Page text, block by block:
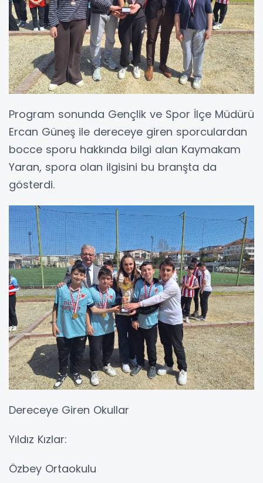
Program sonunda Gençlik ve Spor İlçe Müdürü
Ercan Güneş ile dereceye giren sporculardan
bocce sporu hakkında bilgi alan Kaymakam
Yaran, spora olan ilgisini bu branşta da
gösterdi.
Dereceye Giren Okullar
Yıldız Kızlar:
Özbey Ortaokulu